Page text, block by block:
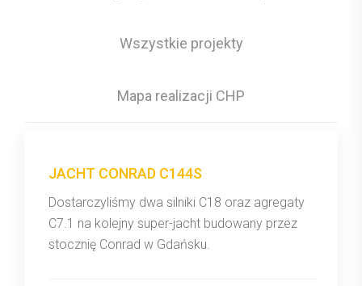
Wszystkie projekty
Mapa realizacji CHP
JACHT CONRAD C144S
Dostarczyliśmy dwa silniki C18 oraz agregaty
C7.1 na kolejny super-jacht budowany przez
stocznię Conrad w Gdańsku.